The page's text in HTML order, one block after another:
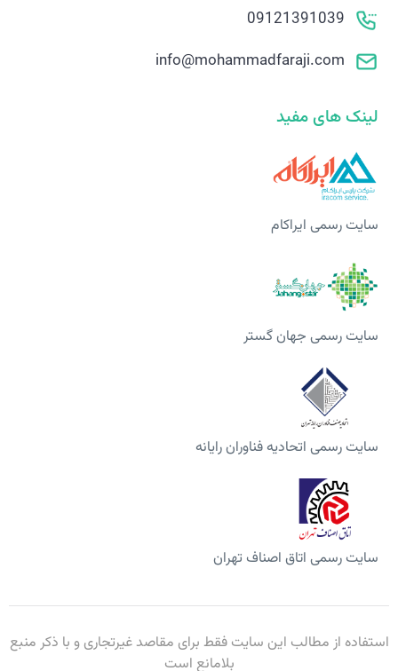
09121391039
info@mohammadfaraji.com
لینک های مفید
سایت رسمی ایراکام
سایت رسمی جهان گستر
سایت رسمی اتحادیه فناوران رایانه
سایت رسمی اتاق اصناف تهران
استفاده از مطالب این سایت فقط برای مقاصد غیرتجاری و با ذکر منبع
بلامانع است